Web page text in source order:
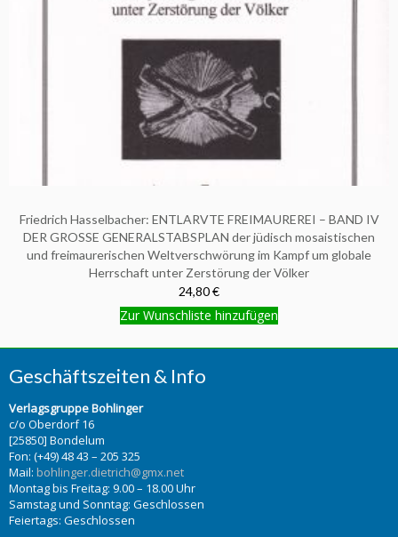
Friedrich Hasselbacher: ENTLARVTE FREIMAUREREI – BAND IV
DER GROSSE GENERALSTABSPLAN der jüdisch mosaistischen
und freimaurerischen Weltverschwörung im Kampf um globale
Herrschaft unter Zerstörung der Völker
24,80 €
Zur Wunschliste hinzufügen
Geschäftszeiten & Info
Verlagsgruppe Bohlinger
c/o Oberdorf 16
[25850] Bondelum
Fon: (+49) 48 43 – 205 325
Mail: bohlinger.dietrich@gmx.net
Montag bis Freitag: 9.00 – 18.00 Uhr
Samstag und Sonntag: Geschlossen
Feiertags: Geschlossen